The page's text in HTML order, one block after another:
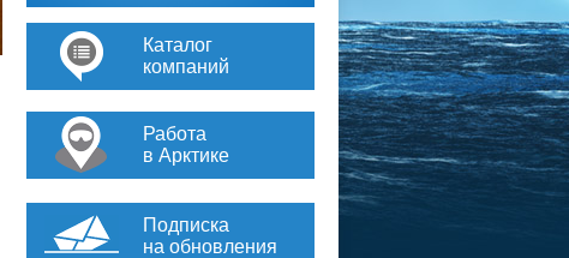
Каталог
компаний
Работа
в Арктике
Подписка
на обновления